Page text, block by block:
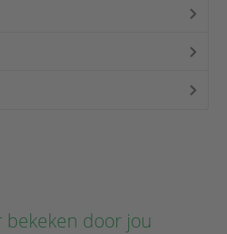
bekeken door jou